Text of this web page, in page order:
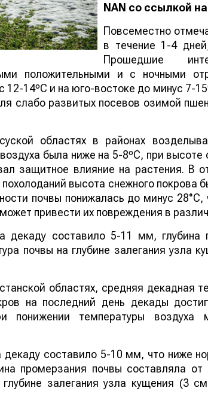
NAN со ссылкой
Повсеместно
в течение 1-4
Прошедшие
положительными и с ночными
12-14ºС и на юго-востоке до минус 7-
слабо развитых посевов озимой
областях в районах
была ниже на 5-8ºС, при высоте
защитное влияние на растения. В
высота снежного
почвы понижалась до минус
привести их повреждения в
декаду составило 5-11 мм,
почвы на глубине залегания узла
областях, средняя декадная
на последний день декады
понижении температуры воздуха
декаду составило 5-10 мм, что ниже
промерзания почвы составляла
залегания узла кущения (3